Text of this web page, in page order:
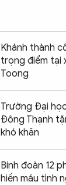
Khánh thành
trọng điểm tại
Toong
Trường Đại
Đông Thạnh
khó khăn
Binh đoàn 12
hiến máu tình